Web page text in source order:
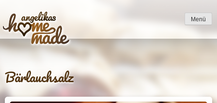
Menü
Bärlauchsalz